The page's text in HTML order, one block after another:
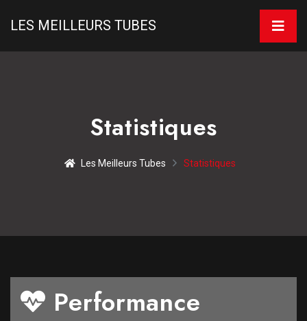
LES MEILLEURS TUBES
Statistiques
Les Meilleurs Tubes Statistiques
Performance